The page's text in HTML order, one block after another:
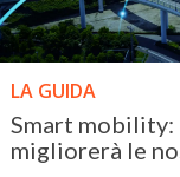
LA GUIDA
Smart mobility:
migliorerà le